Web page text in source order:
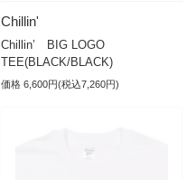
Chillin'
Chillin’ BIG LOGO
TEE(BLACK/BLACK)
価格 6,600円(税込7,260円)